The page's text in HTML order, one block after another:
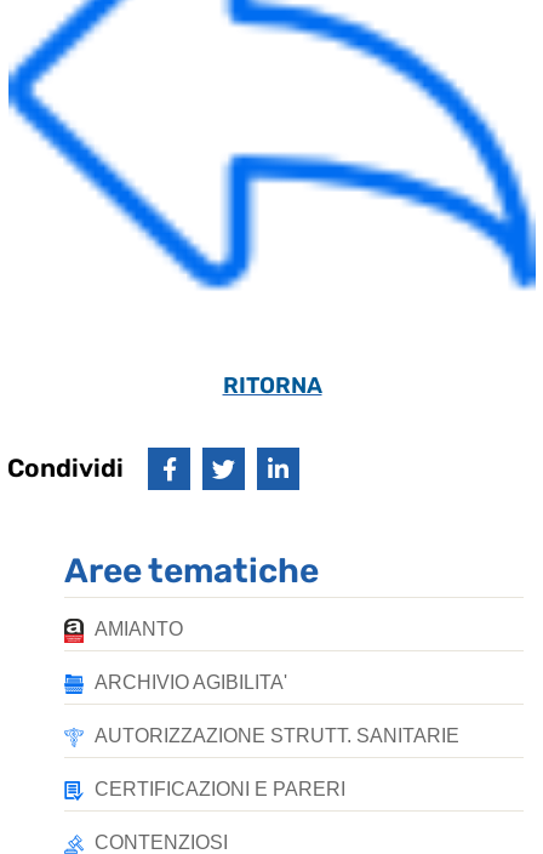
RITORNA
Condividi
Aree tematiche
AMIANTO
ARCHIVIO AGIBILITA'
AUTORIZZAZIONE STRUTT. SANITARIE
CERTIFICAZIONI E PARERI
CONTENZIOSI